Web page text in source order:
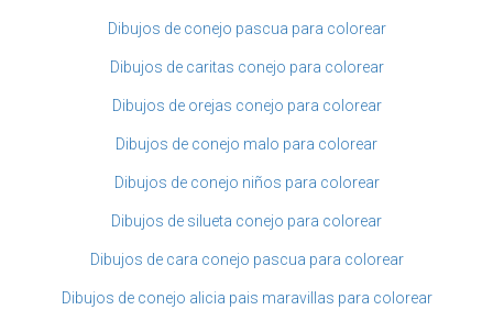
Dibujos de conejo pascua para colorear
Dibujos de caritas conejo para colorear
Dibujos de orejas conejo para colorear
Dibujos de conejo malo para colorear
Dibujos de conejo niños para colorear
Dibujos de silueta conejo para colorear
Dibujos de cara conejo pascua para colorear
Dibujos de conejo alicia pais maravillas para colorear